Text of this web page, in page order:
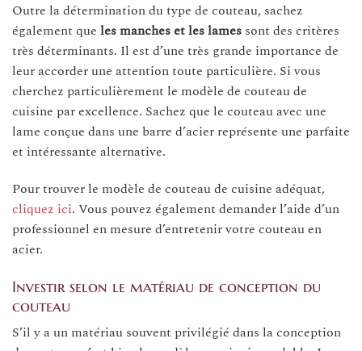
Outre la détermination du type de couteau, sachez
également que les manches et les lames sont des critères
très déterminants. Il est d’une très grande importance de
leur accorder une attention toute particulière. Si vous
cherchez particulièrement le modèle de couteau de
cuisine par excellence. Sachez que le couteau avec une
lame conçue dans une barre d’acier représente une parfaite
et intéressante alternative.
Pour trouver le modèle de couteau de cuisine adéquat,
cliquez ici. Vous pouvez également demander l’aide d’un
professionnel en mesure d’entretenir votre couteau en
acier.
Investir selon le matériau de conception du
couteau
S’il y a un matériau souvent privilégié dans la conception